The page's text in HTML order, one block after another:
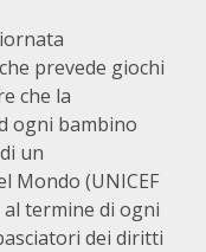
prevede giochi
che la
ogni bambino
un
Mondo (UNICEF
termine di ogni
dei diritti